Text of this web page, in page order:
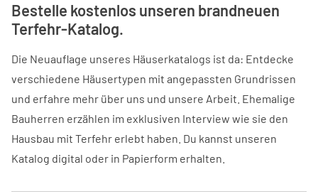
Bestelle kostenlos unseren brandneuen
Terfehr-Katalog.
Die Neuauflage unseres Häuserkatalogs ist da: Entdecke
verschiedene Häusertypen mit angepassten Grundrissen
und erfahre mehr über uns und unsere Arbeit. Ehemalige
Bauherren erzählen im exklusiven Interview wie sie den
Hausbau mit Terfehr erlebt haben. Du kannst unseren
Katalog digital oder in Papierform erhalten.